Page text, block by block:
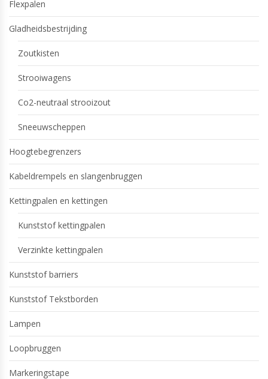
Flexpalen
Gladheidsbestrijding
Zoutkisten
Strooiwagens
Co2-neutraal strooizout
Sneeuwscheppen
Hoogtebegrenzers
Kabeldrempels en slangenbruggen
Kettingpalen en kettingen
Kunststof kettingpalen
Verzinkte kettingpalen
Kunststof barriers
Kunststof Tekstborden
Lampen
Loopbruggen
Markeringstape